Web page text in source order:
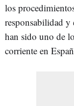
los
responsabilidad
han sido uno de
corriente en